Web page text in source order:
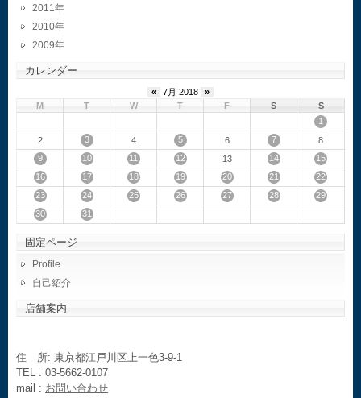
2011
2010
2009
カレンダー
« 7月 2018
»
M
T W T F S
S
1
2
3 4 5 6 7
8
9
10 11 12 13 14
15
16
17 18 19 20 21
22
23
24 25 26 27 28
29
30
31
固定ページ
Profile
自己紹介
店舗案内
住 所: 東京都江戸川区上一色3-9-1
TEL : 03-5662-0107
mail : お問い合わせ